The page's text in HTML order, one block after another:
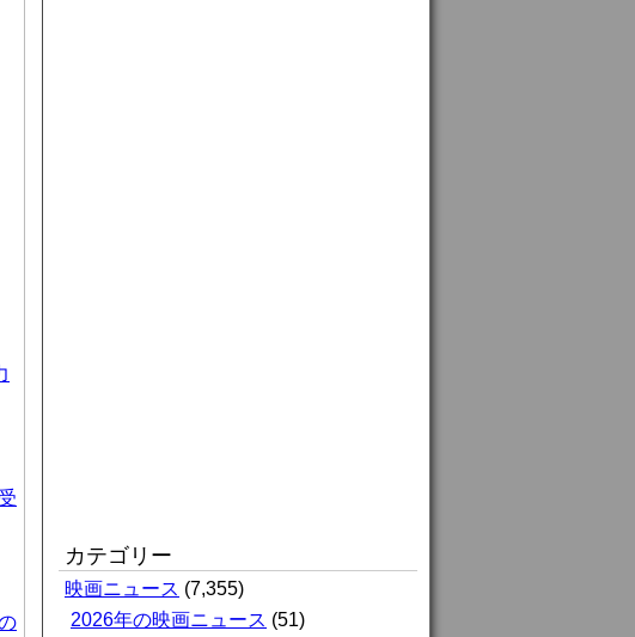
カテゴリー
映画ニュース (7,355)
2026年の映画ニュース (51)